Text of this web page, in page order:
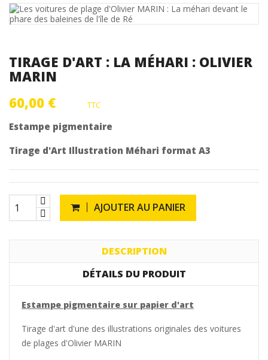
TIRAGE D'ART : LA MÉHARI : OLIVIER
MARIN
60,00 €
TTC
Estampe pigmentaire
Tirage d'Art Illustration Méhari format A3
AJOUTER AU PANIER
DESCRIPTION
DÉTAILS DU PRODUIT
Estampe pigmentaire sur papier d'art
Tirage d'art d'une des illustrations originales des voitures
de plages d'Olivier MARIN